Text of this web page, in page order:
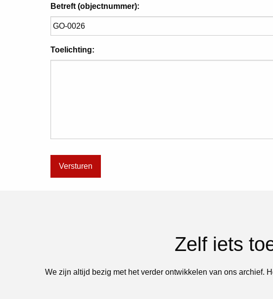
Betreft (objectnummer):
Toelichting:
Zelf iets
We zijn altijd bezig met het verder ontwikkelen van ons archief.